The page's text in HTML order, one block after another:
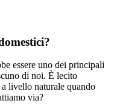
essere uno dei principali
di noi. È lecito
livello naturale quando
via?